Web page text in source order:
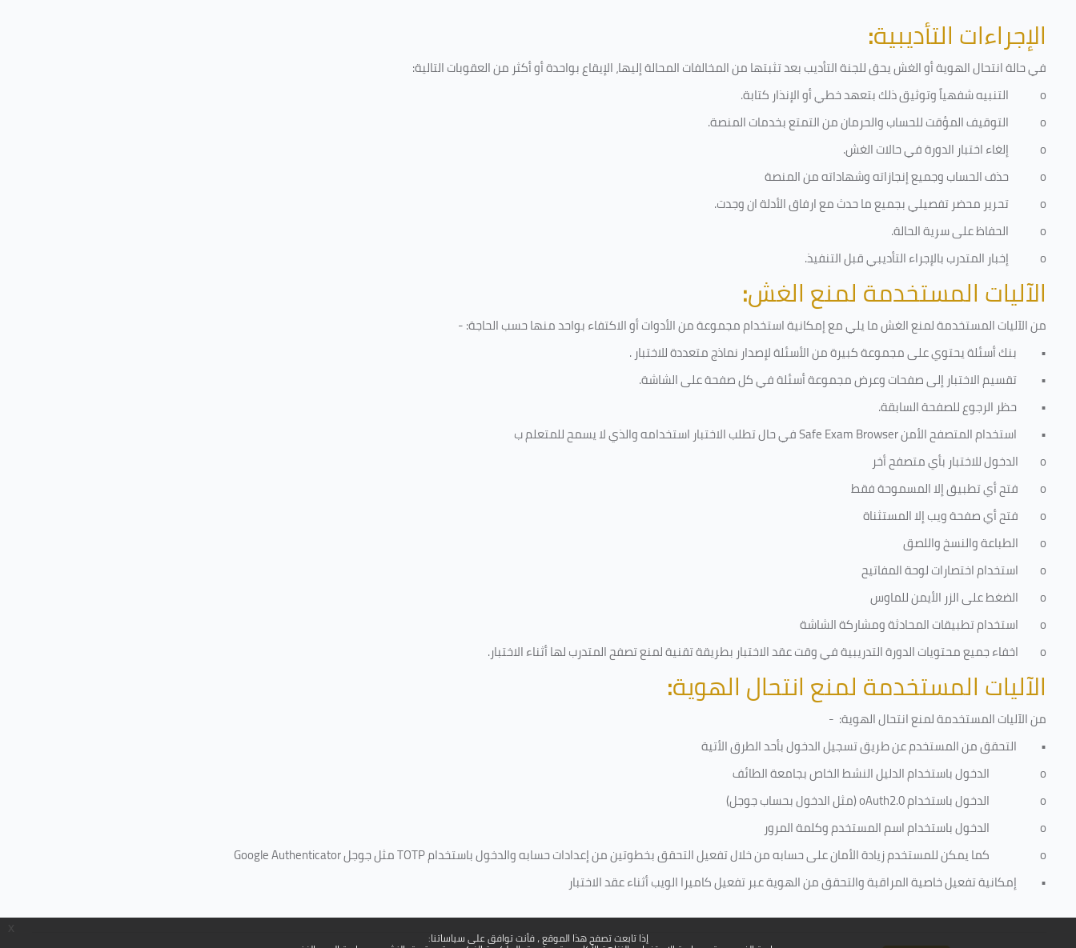
إذا تابعت تصفح هذا الموقع ، فأنت توافق على سياساتنا:
الإجراءات التأديبية:
في حالة انتحال الهوية أو الغش يحق للجنة التأديب بعد تثبتها من المخالفات المحالة إليها، الإيقاع بواحدة أو أكثر من العقوبات التالية:
o
التنبيه شفهياً وتوثيق ذلك بتعهد خطي أو الإنذار كتابة.
o
التوقيف المؤقت للحساب والحرمان من التمتع بخدمات المنصة.
o
إلغاء اختبار الدورة في حالات الغش.
o
حذف الحساب وجميع إنجازاته وشهاداته من المنصة
o
تحرير محضر تفصيلي بجميع ما حدث مع ارفاق الأدلة ان وجدت.
o
الحفاظ على سرية الحالة.
o
إخبار المتدرب بالإجراء التأديبي قبل التنفيذ.
الآليات المستخدمة لمنع الغش:
من الآليات المستخدمة لمنع الغش ما يلي مع إمكانية استخدام مجموعة من الأدوات أو الاكتفاء بواحد منها حسب الحاجة: -
• بنك أسئلة يحتوي على مجموعة كبيرة من الأسئلة لإصدار نماذج متعددة للاختبار.
• تقسيم الاختبار إلى صفحات وعرض مجموعة أسئلة في كل صفحة على الشاشة.
• حظر الرجوع للصفحة السابقة.
• استخدام المتصفح الأمنSafe Exam Browserفي حال تطلب الاختبار استخدامه والذي لا يسمح للمتعلم ب
o
الدخول للاختبار بأي متصفح أخر
o
فتح أي تطبيق إلا المسموحة فقط
o
فتح أي صفحة ويب إلا المستثناة
o
الطباعة والنسخ واللصق
o
استخدام اختصارات لوحة المفاتيح
o
الضغط على الزر الأيمن للماوس
o
استخدام تطبيقات المحادثة ومشاركة الشاشة
o
اخفاء جميع محتويات الدورة التدريبية في وقت عقد الاختبار بطريقة تقنية لمنع تصفح المتدرب لها أثناء الاختبار.
الآليات المستخدمة لمنع انتحال الهوية:
من الآليات المستخدمة لمنعانتحال الهوية: -
• التحقق من المستخدم عن طريق تسجيل الدخول بأحد الطرق الأتية
o
الدخول باستخدام الدليل النشط الخاص بجامعة الطائف
o
الدخول باستخدامoAuth2.0(مثل الدخول بحساب جوجل)
o
الدخول باستخدام اسم المستخدم وكلمة المرور
o
كما يمكن للمستخدم زيادة الأمان على حسابه من خلال تفعيل التحقق بخطوتين من إعدادات حسابه والدخول باستخدامTOTPمثل جوجلGoogle Authenticator
• إمكانية تفعيل خاصية المراقبة والتحقق من الهوية عبر تفعيل كاميرا الويب أثناء عقد الاختبار